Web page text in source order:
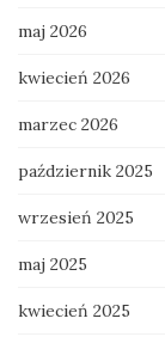
maj 2026
kwiecień 2026
marzec 2026
październik 2025
wrzesień 2025
maj 2025
kwiecień 2025